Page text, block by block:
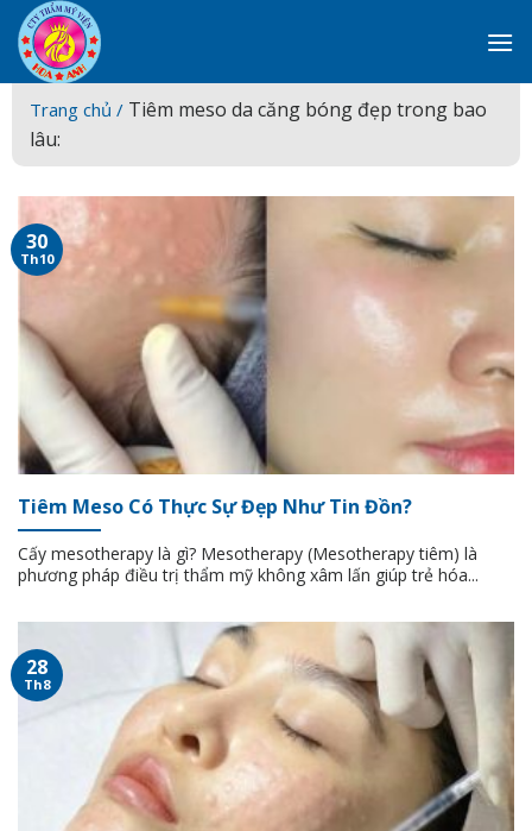
Skip
to
content
Trang chủ / Tiêm meso da căng bóng đẹp trong bao
lâu:
Tiêm Meso Có Thực Sự Đẹp Như Tin Đồn?
Cấy mesotherapy là gì? Mesotherapy (Mesotherapy tiêm) là
phương pháp điều trị thẩm mỹ không xâm lấn giúp trẻ hóa...
30
Th10
28
Th8